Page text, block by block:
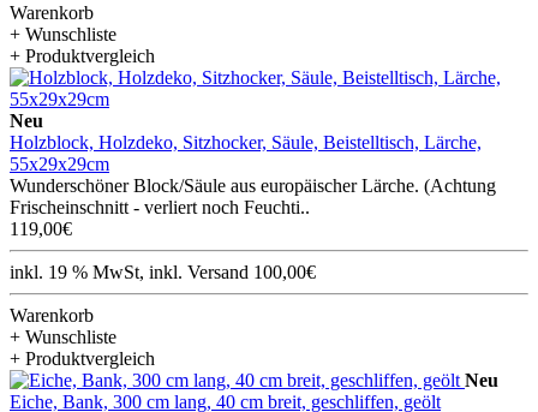
Warenkorb
+ Wunschliste
+ Produktvergleich
Neu
Holzblock, Holzdeko, Sitzhocker, Säule, Beistelltisch, Lärche,
55x29x29cm
Wunderschöner Block/Säule aus europäischer Lärche. (Achtung
Frischeinschnitt - verliert noch Feuchti..
119,00€
inkl. 19 % MwSt, inkl. Versand 100,00€
Warenkorb
+ Wunschliste
+ Produktvergleich
Neu
Eiche, Bank, 300 cm lang, 40 cm breit, geschliffen, geölt